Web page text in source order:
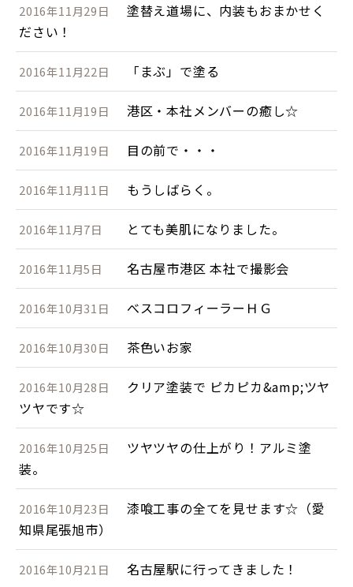
2016年11月29日
塗替え道場に、内装もおまかせく
ださい！
2016年11月22日 「まぶ」で塗る
2016年11月19日 港区・本社メンバーの癒し☆
2016年11月19日 目の前で・・・
2016年11月11日 もうしばらく。
2016年11月7日 とても美肌になりました。
2016年11月5日 名古屋市港区 本社で撮影会
2016年10月31日 べスコロフィーラーＨＧ
2016年10月30日 茶色いお家
2016年10月28日
クリア塗装で ピカピカ&amp;ツヤ
ツヤです☆
2016年10月25日
ツヤツヤの仕上がり！アルミ塗
装。
2016年10月23日
漆喰工事の全てを見せます☆（愛
知県尾張旭市）
2016年10月21日 名古屋駅に行ってきました！